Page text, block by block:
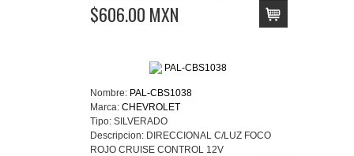
$606.00 MXN
Nombre: PAL-CBS1038
Marca: CHEVROLET
Tipo: SILVERADO
Descripcion: DIRECCIONAL C/LUZ FOCO
ROJO CRUISE CONTROL 12V